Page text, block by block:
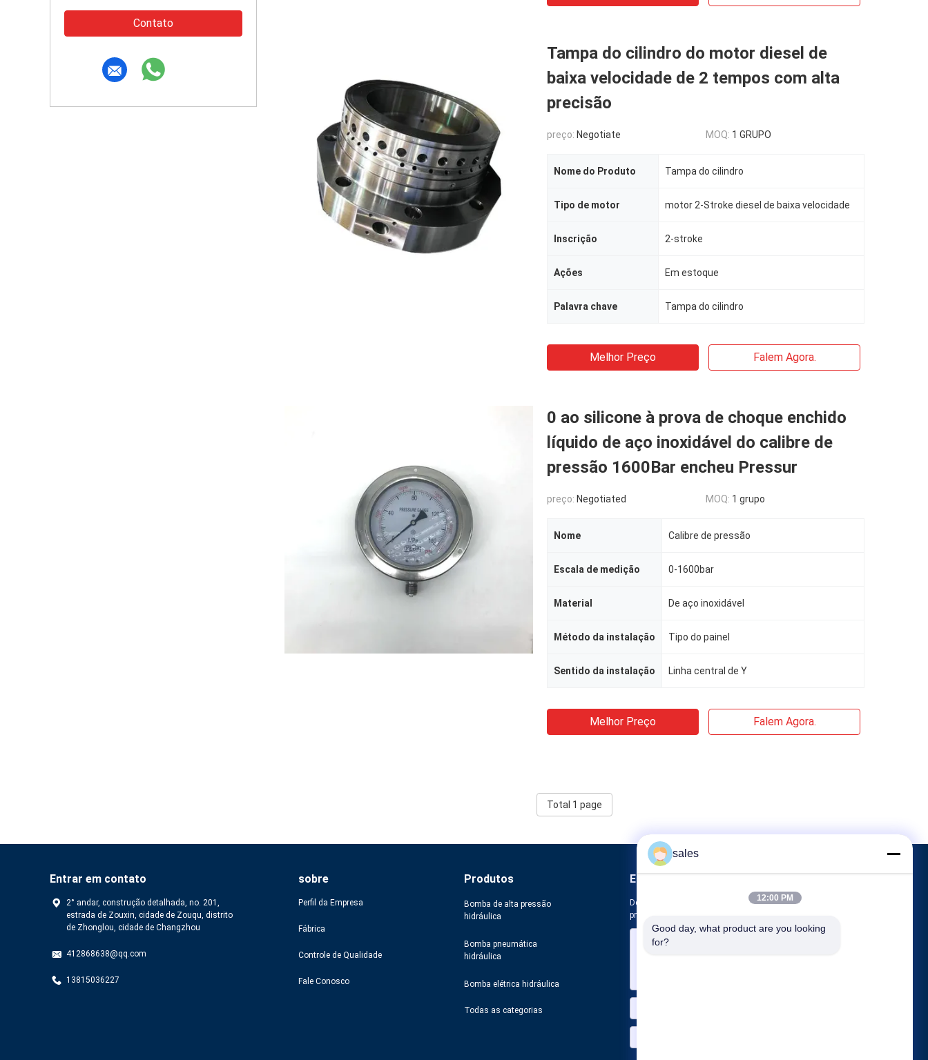
Contato
Tampa do cilindro do motor diesel de
baixa velocidade de 2 tempos com alta
precisão
preço: Negotiate MOQ: 1 GRUPO
Nome do Produto Tampa do cilindro
Tipo de motor motor 2-Stroke diesel de baixa velocidade
Inscrição 2-stroke
Ações Em estoque
Palavra chave Tampa do cilindro
Melhor Preço Falem Agora.
0 ao silicone à prova de choque enchido
líquido de aço inoxidável do calibre de
pressão 1600Bar encheu Pressur
preço: Negotiated MOQ: 1 grupo
Nome Calibre de pressão
Escala de medição 0-1600bar
Material De aço inoxidável
Método da instalação Tipo do painel
Sentido da instalação Linha central de Y
Melhor Preço Falem Agora.
Total 1 page
Entrar em contato
2° andar, construção detalhada, no. 201,
estrada de Zouxin, cidade de Zouqu, distrito
de Zhonglou, cidade de Changzhou
412868638@qq.com
13815036227
sobre
Perfil da Empresa
Fábrica
Controle de Qualidade
Fale Conosco
Produtos
Bomba de alta pressão
hidráulica
Bomba pneumática
hidráulica
Bomba elétrica hidráulica
Todas as categorias
Envie-nos
Deixe-nos saber sua necessidade. Vamos conectar os melhores
produtos com você.
sales
12:00 PM
Good day, what product are you looking
for?